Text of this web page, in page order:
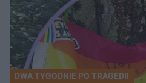
DWA TYGODNIE PO TRAGEDII